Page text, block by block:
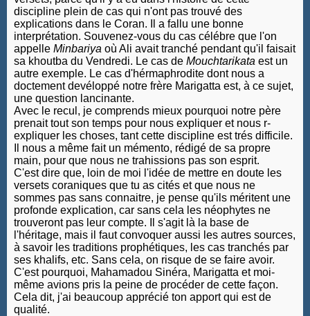
discipline plein de cas qui n'ont pas trouvé des
explications dans le Coran. Il a fallu une bonne
interprétation. Souvenez-vous du cas célébre que l'on
appelle Minbariya où Ali avait tranché pendant qu'il faisait
sa khoutba du Vendredi. Le cas de Mouchtarikata est un
autre exemple. Le cas d'hérmaphrodite dont nous a
doctement devéloppé notre frère Marigatta est, à ce sujet,
une question lancinante.
Avec le recul, je comprends mieux pourquoi notre père
prenait tout son temps pour nous expliquer et nous r-
expliquer les choses, tant cette discipline est trés difficile.
Il nous a même fait un mémento, rédigé de sa propre
main, pour que nous ne trahissions pas son esprit.
C'est dire que, loin de moi l'idée de mettre en doute les
versets coraniques que tu as cités et que nous ne
sommes pas sans connaitre, je pense qu'ils méritent une
profonde explication, car sans cela les néophytes ne
trouveront pas leur compte. Il s'agit là la base de
l'héritage, mais il faut convoquer aussi les autres sources,
à savoir les traditions prophétiques, les cas tranchés par
ses khalifs, etc. Sans cela, on risque de se faire avoir.
C'est pourquoi, Mahamadou Sinéra, Marigatta et moi-
même avions pris la peine de procéder de cette façon.
Cela dit, j'ai beaucoup apprécié ton apport qui est de
qualité.